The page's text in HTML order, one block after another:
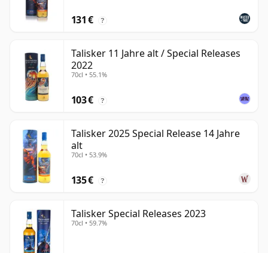
131 € ?
Talisker 11 Jahre alt / Special Releases
2022
70cl • 55.1%
103 € ?
Talisker 2025 Special Release 14 Jahre
alt
70cl • 53.9%
135 € ?
Talisker Special Releases 2023
70cl • 59.7%